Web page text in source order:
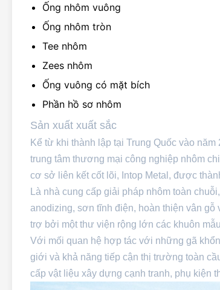
Ống nhôm vuông
Ống nhôm tròn
Tee nhôm
Zees nhôm
Ống vuông có mặt bích
Phần hồ sơ nhôm
Sản xuất xuất sắc
Kể từ khi thành lập tại Trung Quốc vào
trung tâm thương mại công nghiệp nhôm
cơ sở liên kết cốt lõi, Intop Metal, được
Là nhà cung cấp giải pháp nhôm toàn
anodizing, sơn tĩnh điện, hoàn thiện vân
trợ bởi một thư viện rộng lớn các khuôn
Với mối quan hệ hợp tác với những gã
giới và khả năng tiếp cận thị trường toàn
cấp vật liệu xây dựng cạnh tranh, phụ kiện